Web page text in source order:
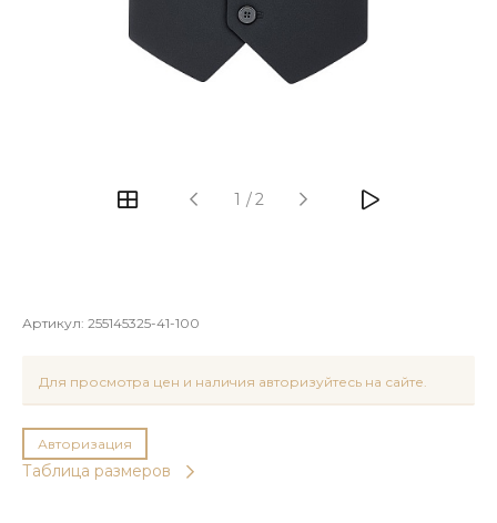
1 /2
Артикул: 255145325-41-100
Для просмотра цен и наличия авторизуйтесь на сайте.
Авторизация
Таблица размеров